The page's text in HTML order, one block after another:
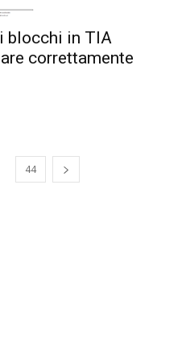
blocchi in TIA
correttamente
44